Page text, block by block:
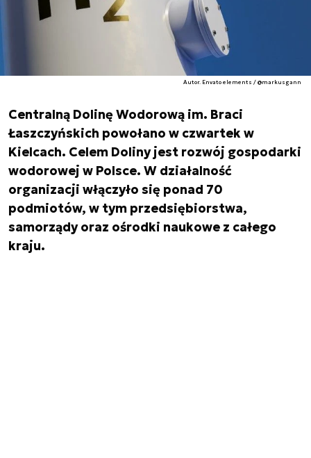
Autor. Envato elements / @markusgann
Centralną Dolinę Wodorową im. Braci
Łaszczyńskich powołano w czwartek w
Kielcach. Celem Doliny jest rozwój gospodarki
wodorowej w Polsce. W działalność
organizacji włączyło się ponad 70
podmiotów, w tym przedsiębiorstwa,
samorządy oraz ośrodki naukowe z całego
kraju.